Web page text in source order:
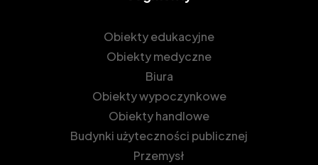
Obiekty edukacyjne
Obiekty medyczne
Biura
Obiekty wypoczynkowe
Obiekty handlowe
Budynki użyteczności publicznej
Przemysł